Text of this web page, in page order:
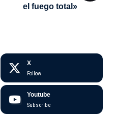
el fuego total»
X
Follow
Youtube
Subscribe